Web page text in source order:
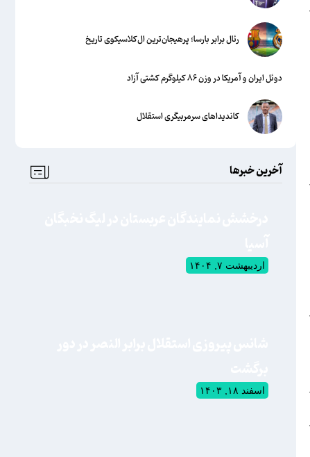
رئال برابر بارسا؛ پرهیجان‌‌ترین ال‌کلاسیکوی تاریخ
دوئل ایران و آمریکا در وزن ۸۶ کیلوگرم کشتی آزاد
کاندیداهای سرمربیگری استقلال
آخرین خبرها
اردیبهشت ۷, ۱۴۰۴
اسفند ۱۸, ۱۴۰۳